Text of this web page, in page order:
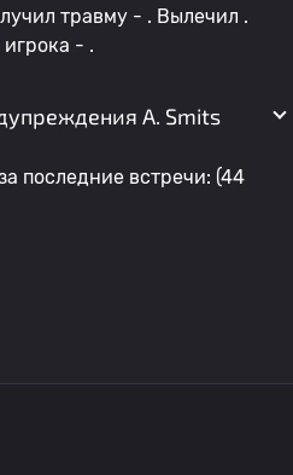
травму - . Вылечил .
- .
A. Smits
последние встречи: (44